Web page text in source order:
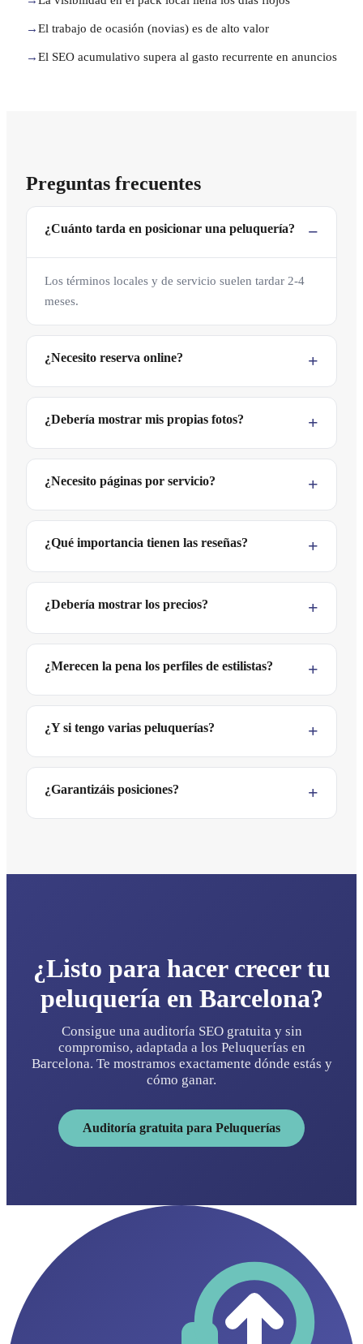
→El trabajo de ocasión (novias) es de alto valor
→El SEO acumulativo supera al gasto recurrente en anuncios
Preguntas frecuentes
¿Cuánto tarda en posicionar una peluquería?
Los términos locales y de servicio suelen tardar 2-4
meses.
¿Necesito reserva online?
¿Debería mostrar mis propias fotos?
¿Necesito páginas por servicio?
¿Qué importancia tienen las reseñas?
¿Debería mostrar los precios?
¿Merecen la pena los perfiles de estilistas?
¿Y si tengo varias peluquerías?
¿Garantizáis posiciones?
¿Listo para hacer crecer tu
peluquería en Barcelona?
Consigue una auditoría SEO gratuita y sin
compromiso, adaptada a los Peluquerías en
Barcelona. Te mostramos exactamente dónde estás y
cómo ganar.
Auditoría gratuita para Peluquerías